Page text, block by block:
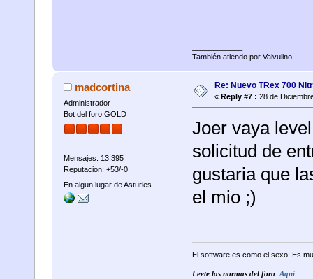
También atiendo por Valvulino
madcortina
Administrador
Bot del foro GOLD
Mensajes: 13.395
Reputacion: +53/-0
En algun lugar de Asturies
Re: Nuevo TRex 700
« Reply #7 : 28 de
Joer vaya
solicitud de
gustaria que
el mio ;)
El software es como el sexo: Es
Leete las normas del foro Aqui